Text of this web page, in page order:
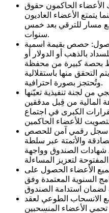
الحاكمون حقوق
يتمتع الأعضاء العاديون
مع مسار للترقي بعد خمس
سنوات.
حصص بقيمة اسمية
للسداد بالذهب أو الدولار أو
بحصة كبيرة من محفظة
التحقق منها باستقلالية
وتُحتجز بصورة احترافية.
من لجنة تنفيذية تعيّنها
المالية من قِبل مدققين
الكبرى في اجتماع
سجل رقمي آمن للحصص
والأتمتة عبر سلطة
شهادات الصندوق وواجهة API البرمجية؛ نشر البيانات
الأعضاء الحصول على
السنوية المعتمدة وفق
الانسحاب الطوعي لعقد
الأعضاء المنسحبين